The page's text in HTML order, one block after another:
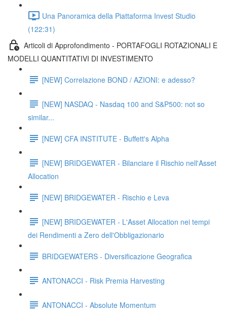
Una Panoramica della Piattaforma Invest Studio
(122:31)
Articoli di Approfondimento - PORTAFOGLI ROTAZIONALI E
MODELLI QUANTITATIVI DI INVESTIMENTO
[NEW] Correlazione BOND / AZIONI: e adesso?
[NEW] NASDAQ - Nasdaq 100 and S&P500: not so
similar...
[NEW] CFA INSTITUTE - Buffett's Alpha
[NEW] BRIDGEWATER - Bilanciare il Rischio nell'Asset
Allocation
[NEW] BRIDGEWATER - Rischio e Leva
[NEW] BRIDGEWATER - L'Asset Allocation nei tempi
dei Rendimenti a Zero dell'Obbligazionario
BRIDGEWATERS - Diversificazione Geografica
ANTONACCI - Risk Premia Harvesting
ANTONACCI - Absolute Momentum